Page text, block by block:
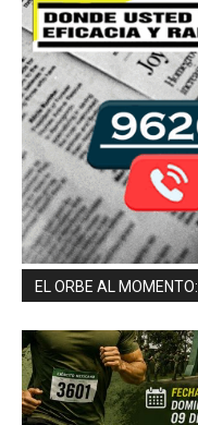
EL ORBE AL MOMENTO: